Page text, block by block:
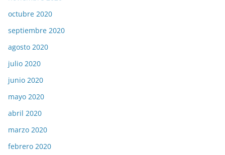
octubre 2020
septiembre 2020
agosto 2020
julio 2020
junio 2020
mayo 2020
abril 2020
marzo 2020
febrero 2020